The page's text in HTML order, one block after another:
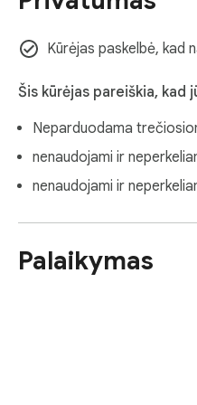
Kūrėjas paskelbė, kad
Šis kūrėjas pareiškia, kad
Neparduodama
nenaudojami ir
nenaudojami ir
Palaikymas